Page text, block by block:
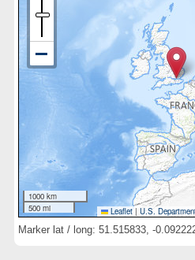
1000 km
500 mi
Leaflet | U.S.
Marker lat / long: 51.515833, -